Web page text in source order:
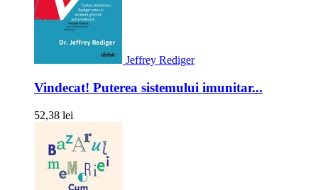
Jeffrey Rediger
Vindecat! Puterea sistemului imunitar...
52,38 lei